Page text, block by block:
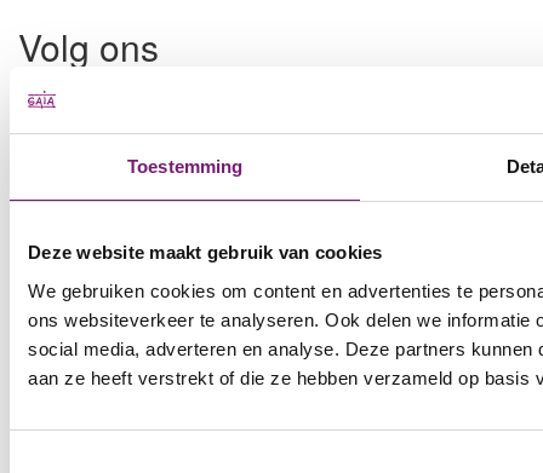
Toestemming
Deze website maakt gebruik van cookies
We gebruiken cookies om content en advertenties te
ons websiteverkeer te analyseren. Ook delen we
social media, adverteren en analyse. Deze partners
aan ze heeft verstrekt of die ze hebben verzameld op basis
Volg ons
Facebook
GAIA nieuwsbrief
Inschrijven